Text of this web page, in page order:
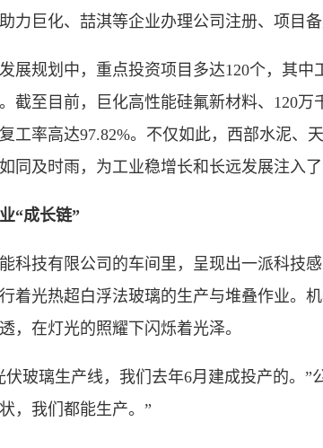
力巨化、喆淇等企业办理公司注册、项目
规划中，重点投资项目多达120个，其中
截至目前，巨化高性能硅氟新材料、120
工率高达97.82%。不仅如此，西部水泥、
同及时雨，为工业稳增长和长远发展注入了
“成长链”
技有限公司的车间里，呈现出一派科技
着光热超白浮法玻璃的生产与堆叠作业。
，在灯光的照耀下闪烁着光泽。
璃生产线，我们去年6月建成投产的。”
，我们都能生产。”